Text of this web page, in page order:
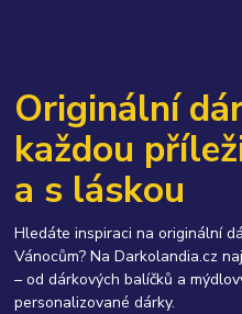
Originální
každou
a s láskou
Hledáte inspiraci na originální
Vánocům? Na Darkolandia.cz
– od dárkových balíčků a
personalizované dárky.